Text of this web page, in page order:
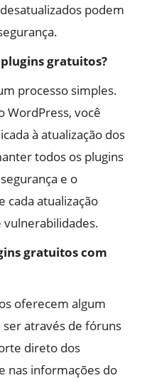
podem
gratuitos?
processo simples.
WordPress, você
à atualização dos
todos os plugins
e o
cada atualização
vulnerabilidades.
gratuitos com
oferecem algum
através de fóruns
direto dos
nas informações do